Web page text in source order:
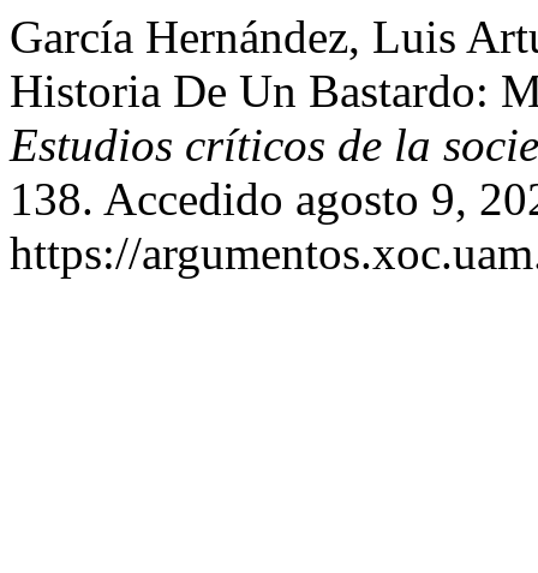
García Hernández, Luis
Historia De Un Bastardo:
Estudios críticos de la
138. Accedido agosto 9,
https://